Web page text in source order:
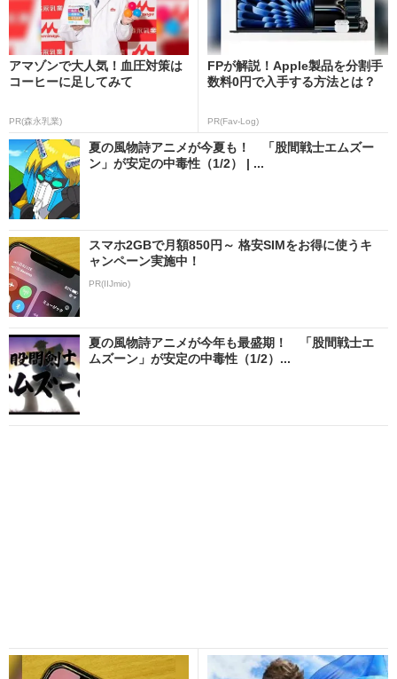
アマゾンで大人気！血圧対策は
コーヒーに足してみて
PR(森永乳業)
FPが解説！Apple製品を分割手
数料0円で入手する方法とは？
PR(Fav-Log)
夏の風物詩アニメが今夏も！ 「股間戦士エムズー
ン」が安定の中毒性（1/2） | ...
スマホ2GBで月額850円～ 格安SIMをお得に使うキ
ャンペーン実施中！
PR(IIJmio)
夏の風物詩アニメが今年も最盛期！ 「股間戦士エ
ムズーン」が安定の中毒性（1/2）...